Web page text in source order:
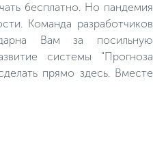
бесплатно. Но пандемия
Команда разработчиков
Вам за посильную
системы "Прогноза
прямо здесь. Вместе